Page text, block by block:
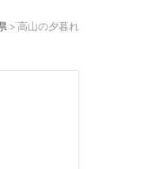
> 高山の夕暮れ